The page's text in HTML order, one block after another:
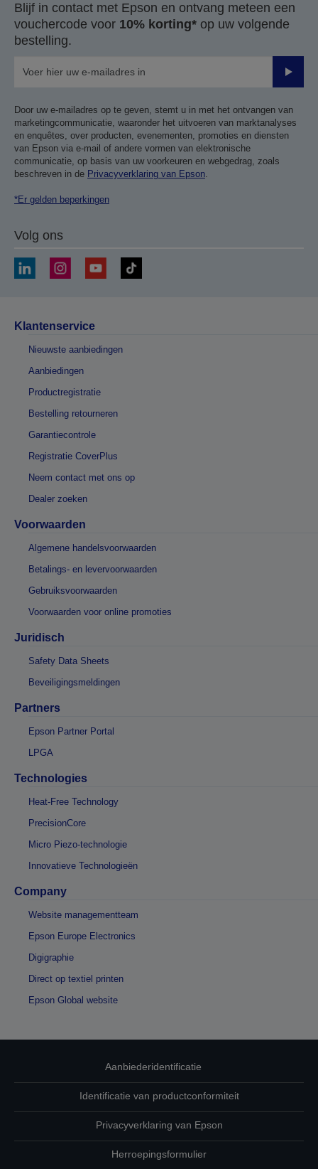
Blijf in contact met Epson en ontvang meteen een
vouchercode voor 10% korting* op uw volgende
bestelling.
Door uw e-mailadres op te geven, stemt u in met het ontvangen van
marketingcommunicatie, waaronder het uitvoeren van marktanalyses
en enquêtes, over producten, evenementen, promoties en diensten
van Epson via e-mail of andere vormen van elektronische
communicatie, op basis van uw voorkeuren en webgedrag, zoals
beschreven in de Privacyverklaring van Epson.
*Er gelden beperkingen
Volg ons
Klantenservice
Nieuwste aanbiedingen
Aanbiedingen
Productregistratie
Bestelling retourneren
Garantiecontrole
Registratie CoverPlus
Neem contact met ons op
Dealer zoeken
Voorwaarden
Algemene handelsvoorwaarden
Betalings- en levervoorwaarden
Gebruiksvoorwaarden
Voorwaarden voor online promoties
Juridisch
Safety Data Sheets
Beveiligingsmeldingen
Partners
Epson Partner Portal
LPGA
Technologies
Heat-Free Technology
PrecisionCore
Micro Piezo-technologie
Innovatieve Technologieën
Company
Website managementteam
Epson Europe Electronics
Digigraphie
Direct op textiel printen
Epson Global website
Aanbiederidentificatie
Identificatie van productconformiteit
Privacyverklaring van Epson
Herroepingsformulier